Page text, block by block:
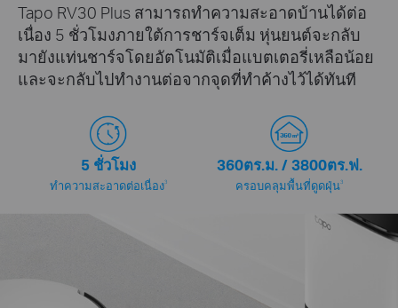
Tapo RV30 Plus สามารถทำความสะอาดบ้านได้ต่อ
เนื่อง 5 ชั่วโมงภายใต้การชาร์จเต็ม หุ่นยนต์จะกลับ
มายังแท่นชาร์จโดยอัตโนมัติเมื่อแบตเตอรี่เหลือน้อย
และจะกลับไปทำงานต่อจากจุดที่ทำค้างไว้ได้ทันที
5 ชั่วโมง
ทำความสะอาดต่อเนื่อง3
360ตร.ม. / 3800ตร.ฟ.
ครอบคลุมพื้นที่ดูดฝุ่น3